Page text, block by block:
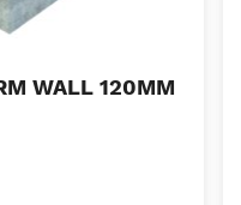
WALL 120MM